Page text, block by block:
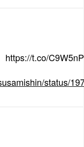
https://t.co/
status/